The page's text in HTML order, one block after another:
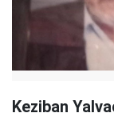
Keziban